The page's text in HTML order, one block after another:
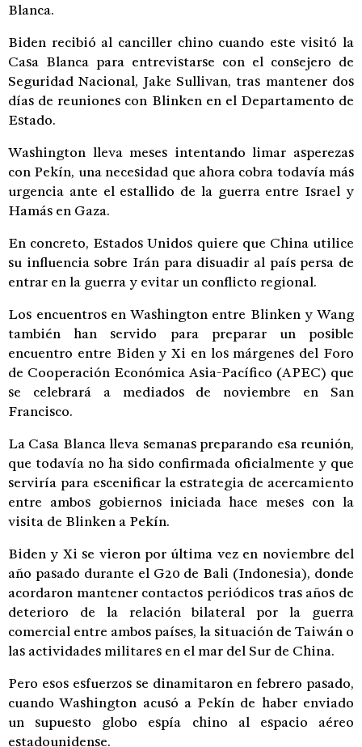
Blanca.
Biden recibió al canciller chino cuando este visitó la
Casa Blanca para entrevistarse con el consejero de
Seguridad Nacional, Jake Sullivan, tras mantener dos
días de reuniones con Blinken en el Departamento de
Estado.
Washington lleva meses intentando limar asperezas
con Pekín, una necesidad que ahora cobra todavía más
urgencia ante el estallido de la guerra entre Israel y
Hamás en Gaza.
En concreto, Estados Unidos quiere que China utilice
su influencia sobre Irán para disuadir al país persa de
entrar en la guerra y evitar un conflicto regional.
Los encuentros en Washington entre Blinken y Wang
también han servido para preparar un posible
encuentro entre Biden y Xi en los márgenes del Foro
de Cooperación Económica Asia-Pacífico (APEC) que
se celebrará a mediados de noviembre en San
Francisco.
La Casa Blanca lleva semanas preparando esa reunión,
que todavía no ha sido confirmada oficialmente y que
serviría para escenificar la estrategia de acercamiento
entre ambos gobiernos iniciada hace meses con la
visita de Blinken a Pekín.
Biden y Xi se vieron por última vez en noviembre del
año pasado durante el G20 de Bali (Indonesia), donde
acordaron mantener contactos periódicos tras años de
deterioro de la relación bilateral por la guerra
comercial entre ambos países, la situación de Taiwán o
las actividades militares en el mar del Sur de China.
Pero esos esfuerzos se dinamitaron en febrero pasado,
cuando Washington acusó a Pekín de haber enviado
un supuesto globo espía chino al espacio aéreo
estadounidense.